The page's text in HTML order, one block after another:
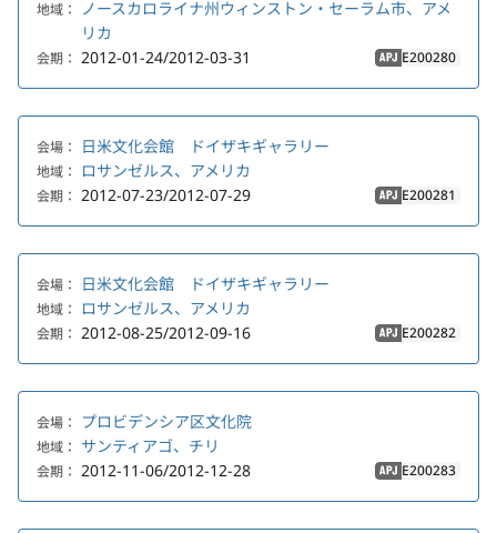
地域：
ノースカロライナ州ウィンストン・セーラム市、アメ
リカ
会期： 2012-01-24/2012-03-31 APJ E200280
会場： 日米文化会館 ドイザキギャラリー
地域： ロサンゼルス、アメリカ
会期： 2012-07-23/2012-07-29 APJ E200281
会場： 日米文化会館 ドイザキギャラリー
地域： ロサンゼルス、アメリカ
会期： 2012-08-25/2012-09-16 APJ E200282
会場： プロビデンシア区文化院
地域： サンティアゴ、チリ
会期： 2012-11-06/2012-12-28 APJ E200283